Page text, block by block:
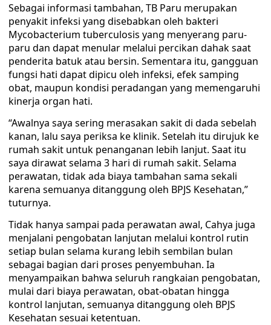
Sebagai informasi tambahan, TB Paru merupakan
penyakit infeksi yang disebabkan oleh bakteri
Mycobacterium tuberculosis yang menyerang paru-
paru dan dapat menular melalui percikan dahak saat
penderita batuk atau bersin. Sementara itu, gangguan
fungsi hati dapat dipicu oleh infeksi, efek samping
obat, maupun kondisi peradangan yang memengaruhi
kinerja organ hati.
“Awalnya saya sering merasakan sakit di dada sebelah
kanan, lalu saya periksa ke klinik. Setelah itu dirujuk ke
rumah sakit untuk penanganan lebih lanjut. Saat itu
saya dirawat selama 3 hari di rumah sakit. Selama
perawatan, tidak ada biaya tambahan sama sekali
karena semuanya ditanggung oleh BPJS Kesehatan,”
tuturnya.
Tidak hanya sampai pada perawatan awal, Cahya juga
menjalani pengobatan lanjutan melalui kontrol rutin
setiap bulan selama kurang lebih sembilan bulan
sebagai bagian dari proses penyembuhan. Ia
menyampaikan bahwa seluruh rangkaian pengobatan,
mulai dari biaya perawatan, obat-obatan hingga
kontrol lanjutan, semuanya ditanggung oleh BPJS
Kesehatan sesuai ketentuan.